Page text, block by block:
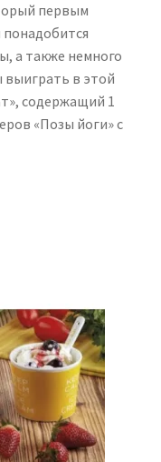
первым
а также немного
выиграть в этой
содержащий 1
«Позы йоги» с